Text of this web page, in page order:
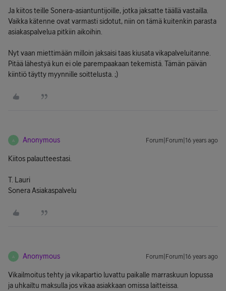
Ja kiitos teille Sonera-asiantuntijoille, jotka jaksatte täällä vastailla.
Vaikka kätenne ovat varmasti sidotut, niin on tämä kuitenkin parasta
asiakaspalvelua pitkiin aikoihin.
Nyt vaan miettimään milloin jaksaisi taas kiusata vikapalveluitanne.
Pitää lähestyä kun ei ole parempaakaan tekemistä. Tämän päivän
kiintiö täytty myynnille soittelusta. ;)
A Anonymous Forum|Forum|16 years ago
Kiitos palautteestasi.
T. Lauri
Sonera Asiakaspalvelu
A Anonymous Forum|Forum|16 years ago
Vikailmoitus tehty ja vikapartio luvattu paikalle marraskuun lopussa
ja uhkailtu maksulla jos vikaa asiakkaan omissa laitteissa.